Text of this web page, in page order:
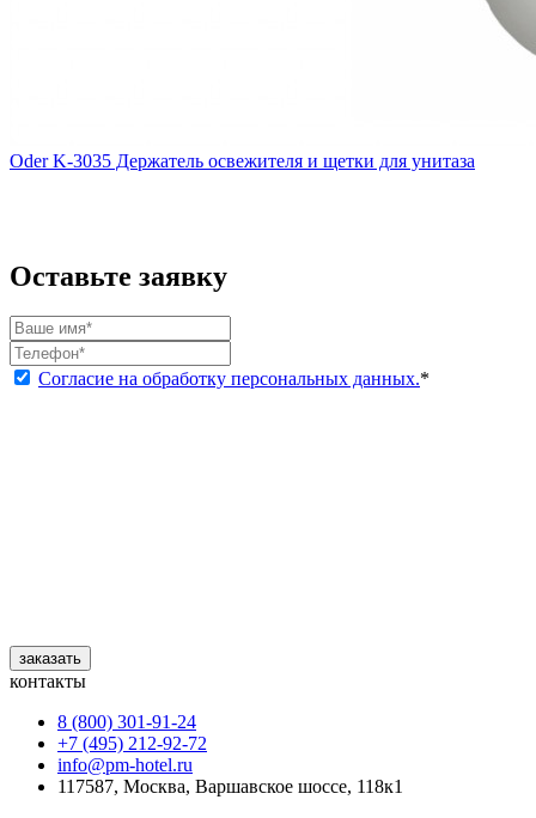
Oder K-3035 Держатель освежителя и щетки для унитаза
Оставьте заявку
Согласие на обработку персональных данных.*
заказать
контакты
8 (800) 301‑91‑24
+7 (495) 212‑92‑72
info@pm-hotel.ru
117587, Москва, Варшавское шоссе, 118к1